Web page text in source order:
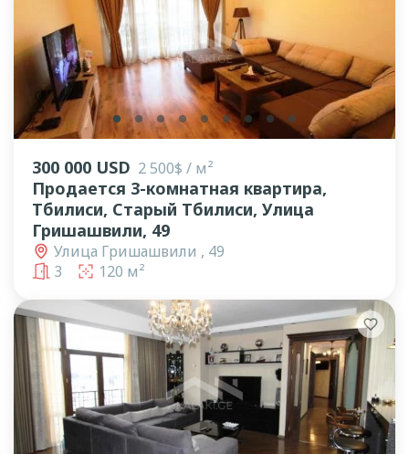
lens lens lens lens lens lens lens lens lens
300 000 USD 2 500$ / м²
Продается 3-комнатная квартира,
Тбилиси, Старый Тбилиси, Улица
Гришашвили, 49
Улица Гришашвили , 49
3
120 м²